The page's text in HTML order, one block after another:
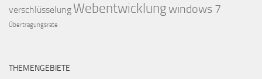
verschlüsselung Webentwicklungwindows 7
Übertragungsrate
THEMENGEBIETE